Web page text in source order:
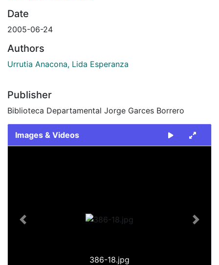
Date
2005-06-24
Authors
Urrutia Anacona, Lida Esperanza
Publisher
Biblioteca Departamental Jorge Garces Borrero
Images & Videos
386-18.jpg
Previous Next